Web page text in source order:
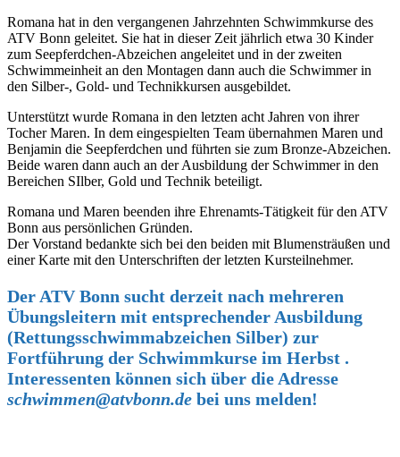
Romana hat in den vergangenen Jahrzehnten Schwimmkurse des
ATV Bonn geleitet. Sie hat in dieser Zeit jährlich etwa 30 Kinder
zum Seepferdchen-Abzeichen angeleitet und in der zweiten
Schwimmeinheit an den Montagen dann auch die Schwimmer in
den Silber-, Gold- und Technikkursen ausgebildet.
Unterstützt wurde Romana in den letzten acht Jahren von ihrer
Tocher Maren. In dem eingespielten Team übernahmen Maren und
Benjamin die Seepferdchen und führten sie zum Bronze-Abzeichen.
Beide waren dann auch an der Ausbildung der Schwimmer in den
Bereichen SIlber, Gold und Technik beteiligt.
Romana und Maren beenden ihre Ehrenamts-Tätigkeit für den ATV
Bonn aus persönlichen Gründen.
Der Vorstand bedankte sich bei den beiden mit Blumensträußen und
einer Karte mit den Unterschriften der letzten Kursteilnehmer.
Der ATV Bonn sucht derzeit nach mehreren
Übungsleitern mit entsprechender Ausbildung
(Rettungsschwimmabzeichen Silber) zur
Fortführung der Schwimmkurse im Herbst .
Interessenten können sich über die Adresse
schwimmen@atvbonn.de bei uns melden!